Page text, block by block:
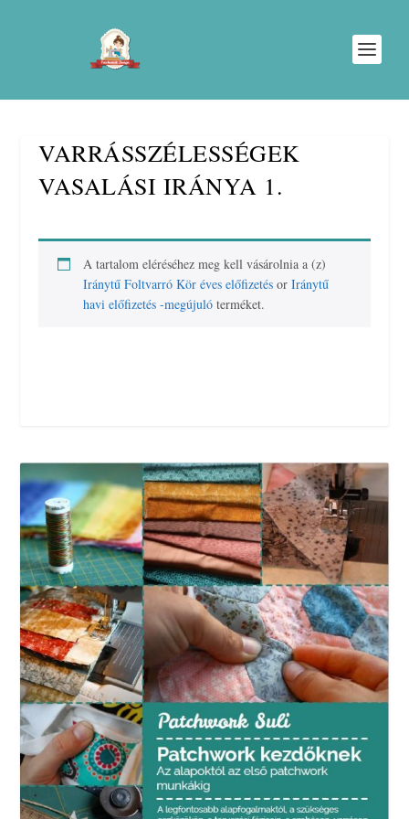
VARRÁSSZÉLESSÉGEK
VASALÁSI IRÁNYA 1.
A tartalom eléréséhez meg kell vásárolnia a (z)
Iránytű Foltvarró Kör éves előfizetés orIránytű
havi előfizetés -megújuló terméket.